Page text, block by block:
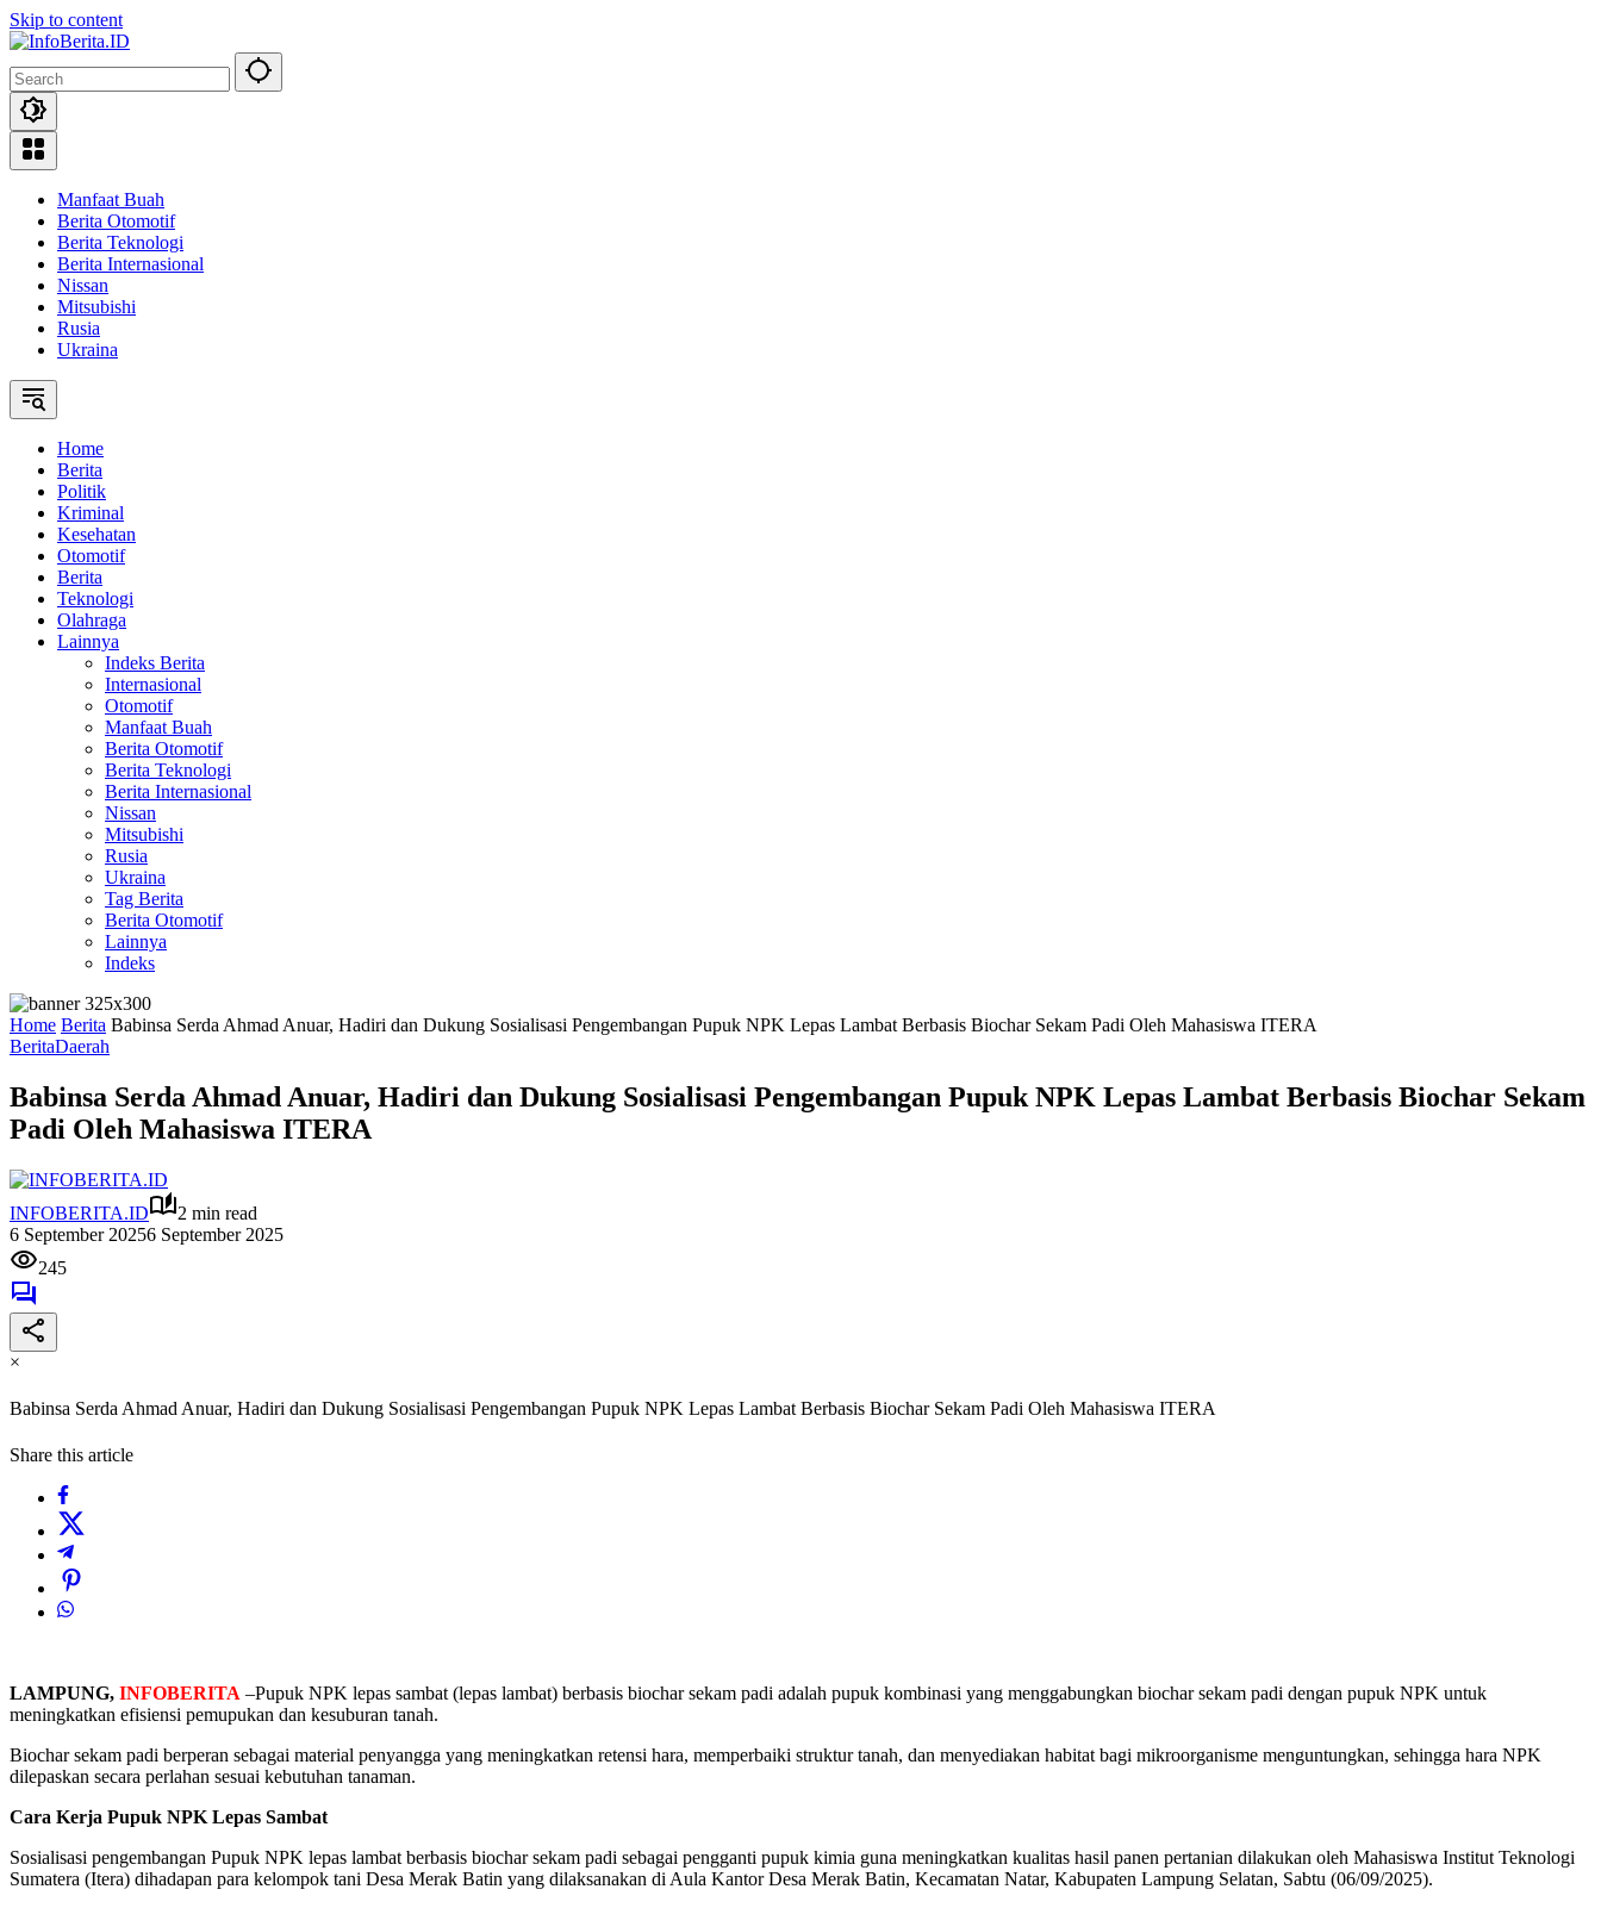
Skip to content
Manfaat Buah
Berita Otomotif
Berita Teknologi
Berita Internasional
Nissan
Mitsubishi
Rusia
Ukraina
Home
Berita
Politik
Kriminal
Kesehatan
Otomotif
Berita
Teknologi
Olahraga
Lainnya
Indeks Berita
Internasional
Otomotif
Manfaat Buah
Berita Otomotif
Berita Teknologi
Berita Internasional
Nissan
Mitsubishi
Rusia
Ukraina
Tag Berita
Berita Otomotif
Lainnya
Indeks
Home Berita Babinsa Serda Ahmad Anuar, Hadiri dan Dukung Sosialisasi Pengembangan Pupuk NPK Lepas Lambat Berbasis Biochar Sekam Padi Oleh Mahasiswa ITERA
BeritaDaerah
Babinsa Serda Ahmad Anuar, Hadiri dan Dukung Sosialisasi Pengembangan Pupuk NPK Lepas Lambat Berbasis Biochar Sekam
Padi Oleh Mahasiswa ITERA
INFOBERITA.ID
2 min read
6 September 20256 September 2025
245
×
Babinsa Serda Ahmad Anuar, Hadiri dan Dukung Sosialisasi Pengembangan Pupuk NPK Lepas Lambat Berbasis Biochar Sekam Padi Oleh Mahasiswa ITERA
Share this article
LAMPUNG, INFOBERITA –Pupuk NPK lepas sambat (lepas lambat) berbasis biochar sekam padi adalah pupuk kombinasi yang menggabungkan biochar sekam padi dengan pupuk NPK untuk
meningkatkan efisiensi pemupukan dan kesuburan tanah.
Biochar sekam padi berperan sebagai material penyangga yang meningkatkan retensi hara, memperbaiki struktur tanah, dan menyediakan habitat bagi mikroorganisme menguntungkan, sehingga hara NPK
dilepaskan secara perlahan sesuai kebutuhan tanaman.
Cara Kerja Pupuk NPK Lepas Sambat
Sosialisasi pengembangan Pupuk NPK lepas lambat berbasis biochar sekam padi sebagai pengganti pupuk kimia guna meningkatkan kualitas hasil panen pertanian dilakukan oleh Mahasiswa Institut Teknologi
Sumatera (Itera) dihadapan para kelompok tani Desa Merak Batin yang dilaksanakan di Aula Kantor Desa Merak Batin, Kecamatan Natar, Kabupaten Lampung Selatan, Sabtu (06/09/2025).